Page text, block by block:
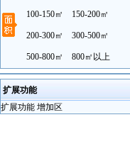
100-150㎡ 150-200㎡
200-300㎡ 300-500㎡
500-800㎡ 800㎡以上
扩展功能
扩展功能 增加区